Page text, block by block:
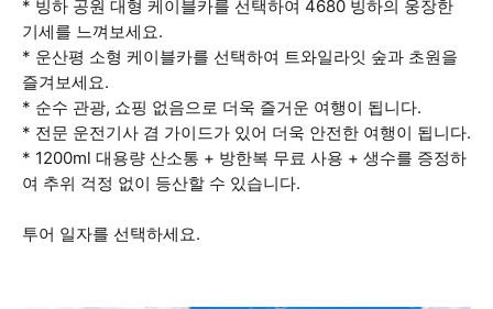
* 빙하 공원 대형 케이블카를 선택하여 4680 빙하의 웅장한
기세를 느껴보세요.
* 운산평 소형 케이블카를 선택하여 트와일라잇 숲과 초원을
즐겨보세요.
* 순수 관광, 쇼핑 없음으로 더욱 즐거운 여행이 됩니다.
* 전문 운전기사 겸 가이드가 있어 더욱 안전한 여행이 됩니다.
* 1200ml 대용량 산소통 + 방한복 무료 사용 + 생수를 증정하
여 추위 걱정 없이 등산할 수 있습니다.
투어 일자를 선택하세요.